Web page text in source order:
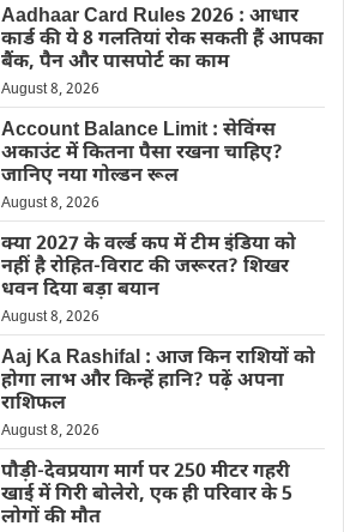
Aadhaar Card Rules 2026 : आधार
कार्ड की ये 8 गलतियां रोक सकती हैं आपका
बैंक, पैन और पासपोर्ट का काम
August 8, 2026
Account Balance Limit : सेविंग्स
अकाउंट में कितना पैसा रखना चाहिए?
जानिए नया गोल्डन रूल
August 8, 2026
क्या 2027 के वर्ल्ड कप में टीम इंडिया को
नहीं है रोहित-विराट की जरूरत? शिखर
धवन दिया बड़ा बयान
August 8, 2026
Aaj Ka Rashifal : आज किन राशियों को
होगा लाभ और किन्हें हानि? पढ़ें अपना
राशिफल
August 8, 2026
पौड़ी-देवप्रयाग मार्ग पर 250 मीटर गहरी
खाई में गिरी बोलेरो, एक ही परिवार के 5
लोगों की मौत